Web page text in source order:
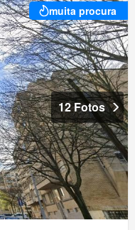
muita procura
12 Fotos